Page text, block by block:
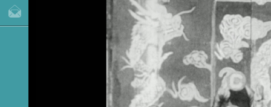
2018
2017
2016
2015
2014